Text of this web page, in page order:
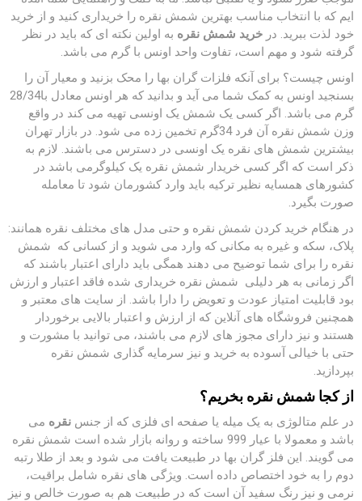
ایم که با انتخاب مناسب بهترین شمش نقره را خریداری کنید و از خرید
خود لذت ببرید. در خرید شمش نقره به اولین نکته ای که باید در نظر
گرفته شود و مهم است، تفاوت واحد اونس با گرم می باشد.
اونس چیست؟ برای آنکه فلزات گران بها را محک بزنید و معیار آن را
بسنجید اونس به کمک شما می آید و بدانید که هر اونس معادل با28/34
گرم می باشد. اگر کسی یک شمش یک اونسی تهیه می کند در واقع
وزن شمش نقره آن فرد 34گرم تخمین زده می شود. در بازار تهران
بیشترین شمش های نقره یک اونسی در دسترس می باشند. لازم به
ذکر است که اگر کسی خریدار شمش نقره یک کیلوگرمی باشد در
کشورهای همسایه نظیر ترکیه باید وارد کشورمان شود تا معامله
صورت بگیرد.
در هنگام خرید کردن شمش نقره و حتی مدل های مختلف نقره همانند:
پلاک، سکه و غیره به مکانی که وارد می شوید و از کسانی که شمش
نقره را برای شما توضیح می دهند همگی باید دارای اعتبار باشند که
اگر زمانی به هر دلیلی شمش نقره خریداری شده فاقد اعتبار و ارزش
بود قابلیت امتیاز عودت و تعویض را دارا باشد. از سایت های معتبر و
همچنین فروشگاه های آنلاین که از ارزش و اعتبار بالایی برخوردار
هستند و نیز دارای مجوز های لازم می باشند، می توانید با مشورت و
حتی با خیالی آسوده به خرید و نیز سرمایه گذاری شمش نقره
بپردازید.
از کجا شمش نقره بخریم؟
در علم متالوژی به یک میله یا صفحه ای فلزی که از جنس نقره می
باشد و معمولا با عیار 999 ساخته و روانه بازار شده است شمش نقره
می گویند. این فلز گران بها در طبیعت یافت می شود و بعد از طلا رتبه
دوم را به خود اختصاص داده است. ویژگی های نقره شامل براقیت،
نرمی و نیز رنگ سفید آن است که در طبیعت هم به صورت خالص و نیز